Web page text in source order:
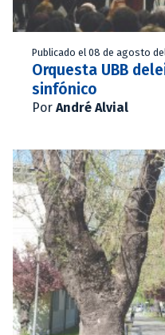
Publicado el 08 de agosto
Orquesta UBB
sinfónico
Por André Alvial